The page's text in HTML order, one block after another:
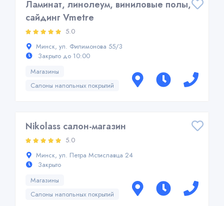
Ламинат, линолеум, виниловые полы,
сайдинг Vmetre
5.0
Минск, ул. Филимонова 55/3
Закрыто до 10:00
Магазины
Салоны напольных покрытий
Nikolass салон-магазин
5.0
Минск, ул. Петра Мстиславца 24
Закрыто
Магазины
Салоны напольных покрытий